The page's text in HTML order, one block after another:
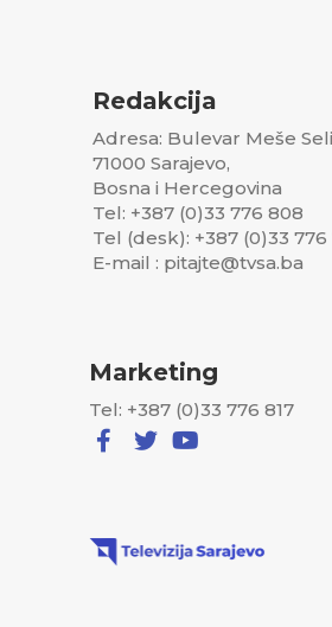
Redakcija
Adresa: Bulevar Meše
71000 Sarajevo,
Bosna i Hercegovina
Tel: +387 (0)33 776 808
Tel (desk): +387 (0)33 776
E-mail : pitajte@tvsa.ba
Marketing
Tel: +387 (0)33 776 817